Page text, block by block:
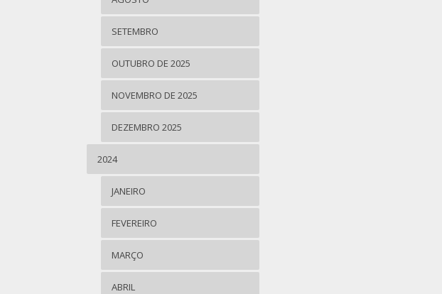
SETEMBRO
OUTUBRO DE 2025
NOVEMBRO DE 2025
DEZEMBRO 2025
2024
JANEIRO
FEVEREIRO
MARÇO
ABRIL